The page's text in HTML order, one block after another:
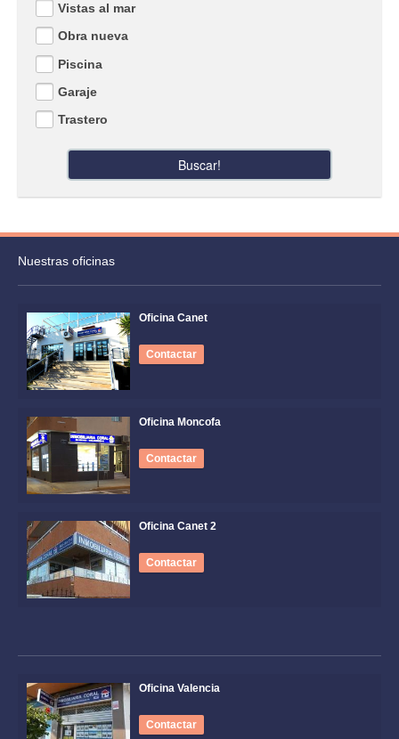
Vistas al mar
Obra nueva
Piscina
Garaje
Trastero
Buscar!
Nuestras oficinas
Oficina Canet
Contactar
Oficina Moncofa
Contactar
Oficina Canet 2
Contactar
Oficina Valencia
Contactar